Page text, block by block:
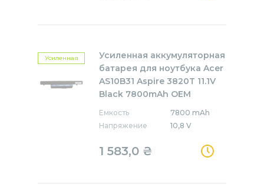
Усиленная
Усиленная аккумуляторная
батарея для ноутбука Acer
AS10B31 Aspire 3820T 11.1V
Black 7800mAh OEM
Емкость
7800 mAh
Напряжение
10,8 V
1 583,0 ₴